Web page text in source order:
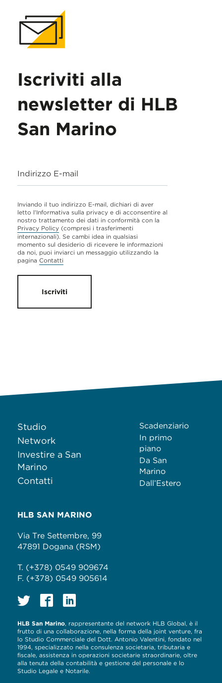
Iscriviti alla
newsletter di HLB
San Marino
Indirizzo E-mail
Inviando il tuo indirizzo E-mail, dichiari di aver
letto l'Informativa sulla privacy e di acconsentire al
nostro trattamento dei dati in conformità con la
Privacy Policy (compresi i trasferimenti
internazionali). Se cambi idea in qualsiasi
momento sul desiderio di ricevere le informazioni
da noi, puoi inviarci un messaggio utilizzando la
pagina Contatti
Iscriviti
Studio
Network
Investire a San
Marino
Contatti
Scadenziario
In primo
piano
Da San
Marino
Dall’Estero
HLB SAN MARINO
Via Tre Settembre, 99
47891 Dogana (RSM)
T. (+378) 0549 909674
F. (+378) 0549 905614
HLB San Marino, rappresentante del network HLB Global, è il
frutto di una collaborazione, nella forma della joint venture, fra
lo Studio Commerciale del Dott. Antonio Valentini, fondato nel
1994, specializzato nella consulenza societaria, tributaria e
fiscale, assistenza in operazioni societarie straordinarie, oltre
alla tenuta della contabilità e gestione del personale e lo
Studio Legale e Notarile.